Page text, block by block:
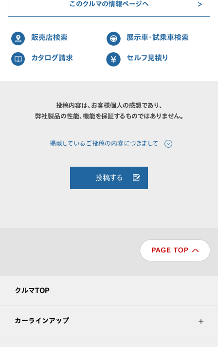
このクルマの情報ページへ
販売店検索 展示車・試乗車検索
カタログ請求 セルフ見積り
投稿内容は、お客様個人の感想であり、
弊社製品の性能、機能を保証するものではありません。
投稿する
クルマTOP
カーラインアップ